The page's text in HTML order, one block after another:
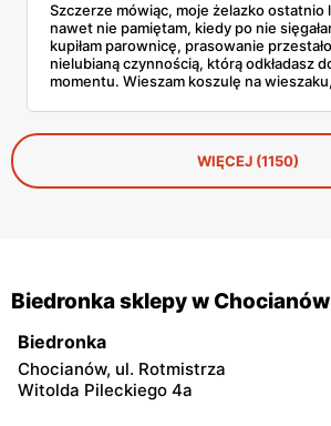
Szczerze mówiąc, moje żelazko ostatnio
nawet nie pamiętam, kiedy po nie
kupiłam parownicę, prasowanie
nielubianą czynnością, którą odkładasz
momentu. Wieszam koszulę na
zaczyna się problem, bo parownic jest
zatrzęsienie, a nie każda robi to, co
WIĘCEJ (1150)
Biedronka sklepy w Chocianów
Biedronka
Chocianów, ul. Rotmistrza
Witolda Pileckiego 4a